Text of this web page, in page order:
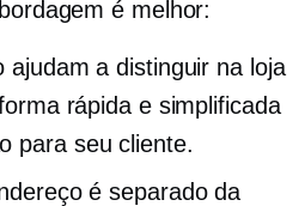
é melhor:
ajudam a distinguir na loja
rápida e simplificada
para seu cliente.
é separado da